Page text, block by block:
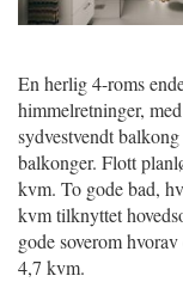
En herlig 4-roms
himmelretninger,
sydvestvendt
balkonger. Flott
kvm. To gode bad,
kvm tilknyttet
gode soverom
4,7 kvm.